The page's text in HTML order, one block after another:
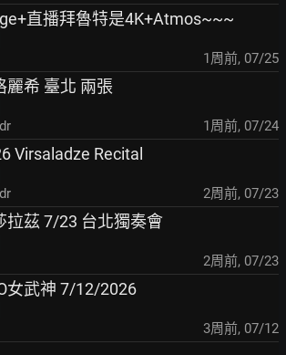
直播拜魯特是4K+Atmos~~~
1周前, 07/25
麗希 臺北 兩張
1周前, 07/24
Virsaladze Recital
2周前, 07/23
拉茲 7/23 台北獨奏會
2周前, 07/23
女武神 7/12/2026
3周前, 07/12